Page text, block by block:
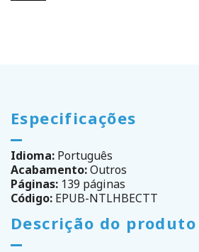
Especificações
Idioma: Português
Acabamento:Outros
Páginas: 139 páginas
Código: EPUB-NTLHBECTT
Descrição do produto